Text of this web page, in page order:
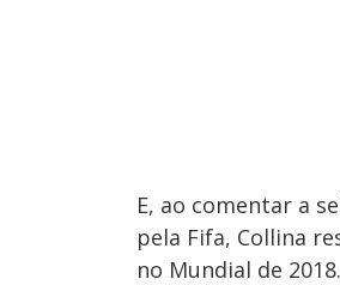
E, ao comentar a
pela Fifa, Collina
no Mundial de